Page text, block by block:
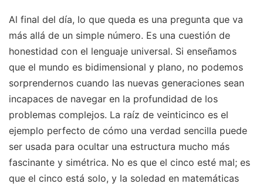
Al final del día, lo que queda es una pregunta que va
más allá de un simple número. Es una cuestión de
honestidad con el lenguaje universal. Si enseñamos
que el mundo es bidimensional y plano, no podemos
sorprendernos cuando las nuevas generaciones sean
incapaces de navegar en la profundidad de los
problemas complejos. La raíz de veinticinco es el
ejemplo perfecto de cómo una verdad sencilla puede
ser usada para ocultar una estructura mucho más
fascinante y simétrica. No es que el cinco esté mal; es
que el cinco está solo, y la soledad en matemáticas